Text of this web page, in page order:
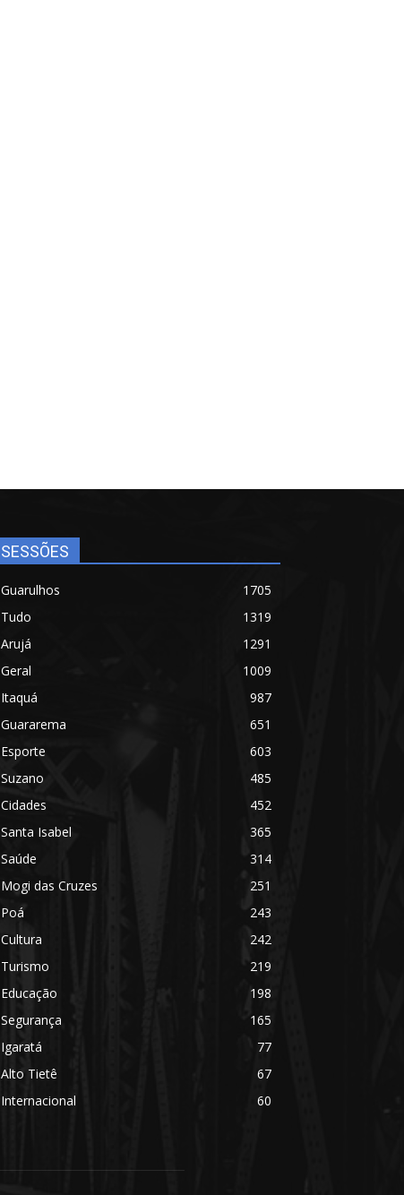
SESSÕES
Guarulhos
1705
Tudo
1319
Arujá
1291
Geral
1009
Itaquá
987
Guararema
651
Esporte
603
Suzano
485
Cidades
452
Santa Isabel
365
Saúde
314
Mogi das Cruzes
251
Poá
243
Cultura
242
Turismo
219
Educação
198
Segurança
165
Igaratá
77
Alto Tietê
67
Internacional
60